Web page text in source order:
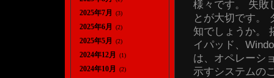
様々です。 失敗
とが大切です。
知でしょうか。
イパッド、
は、オペレーシ
示すシステムの
2025年7月 (3)
2025年6月 (2)
2025年5月 (2)
2024年12月 (1)
2024年10月 (2)